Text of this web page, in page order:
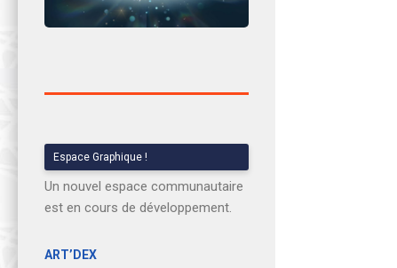
Espace Graphique !
Un nouvel espace communautaire
est en cours de développement.
ART’DEX